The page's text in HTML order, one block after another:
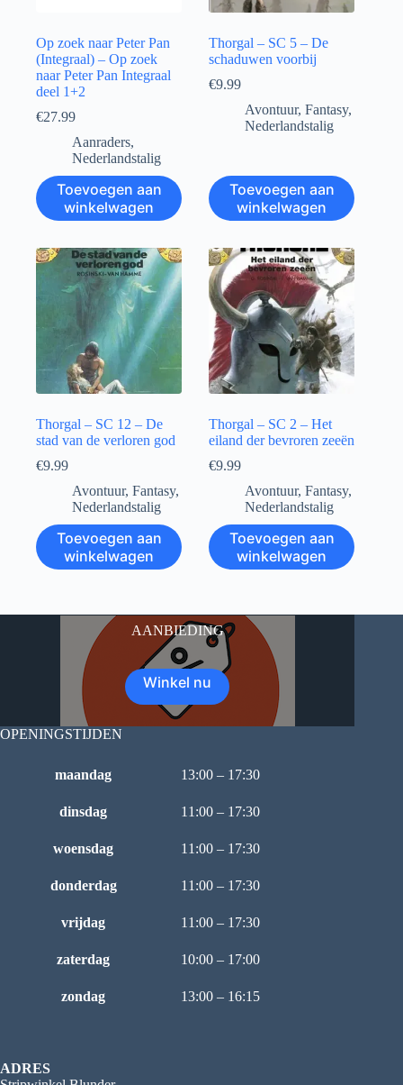
Op zoek naar Peter Pan
(Integraal) – Op zoek
naar Peter Pan Integraal
deel 1+2
€27.99
Aanraders,
Nederlandstalig
Toevoegen aan
winkelwagen
Thorgal – SC 5 – De
schaduwen voorbij
€9.99
Avontuur,Fantasy,
Nederlandstalig
Toevoegen aan
winkelwagen
Thorgal – SC 12 – De
stad van de verloren god
€9.99
Avontuur, Fantasy,
Nederlandstalig
Toevoegen aan
winkelwagen
Thorgal – SC 2 – Het
eiland der bevroren zeeën
€9.99
Avontuur,Fantasy,
Nederlandstalig
Toevoegen aan
winkelwagen
AANBIEDING
Winkel nu
OPENINGSTIJDEN
maandag 13:00 – 17:30
dinsdag 11:00 – 17:30
woensdag 11:00 – 17:30
donderdag 11:00 – 17:30
vrijdag 11:00 – 17:30
zaterdag 10:00 – 17:00
zondag 13:00 – 16:15
ADRES